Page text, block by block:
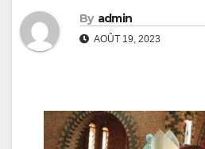
By admin
AOÛT 19, 2023